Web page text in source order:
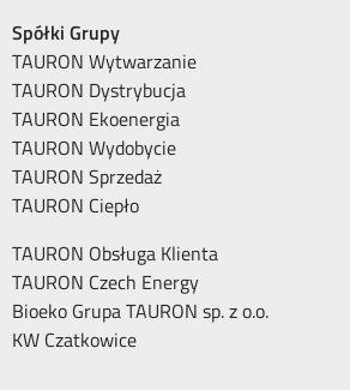
Spółki Grupy
TAURON Wytwarzanie
TAURON Dystrybucja
TAURON Ekoenergia
TAURON Wydobycie
TAURON Sprzedaż
TAURON Ciepło
TAURON Obsługa Klienta
TAURON Czech Energy
Bioeko Grupa TAURON sp. z o.o.
KW Czatkowice